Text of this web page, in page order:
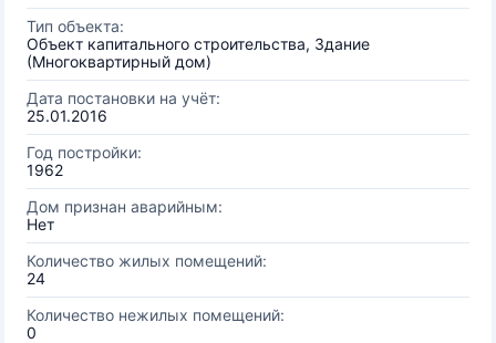
Тип объекта:
Объект капитального строительства, Здание
(Многоквартирный дом)
Дата постановки на учёт:
25.01.2016
Год постройки:
1962
Дом признан аварийным:
Нет
Количество жилых помещений:
24
Количество нежилых помещений:
0